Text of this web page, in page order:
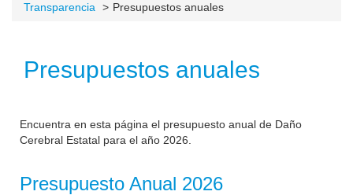
Transparencia Presupuestos anuales
Presupuestos anuales
Encuentra en esta página el presupuesto anual de Daño
Cerebral Estatal para el año 2026.
Presupuesto Anual 2026